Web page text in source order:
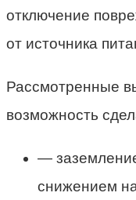
отключение
от источника
Рассмотренные
возможность
—
снижением